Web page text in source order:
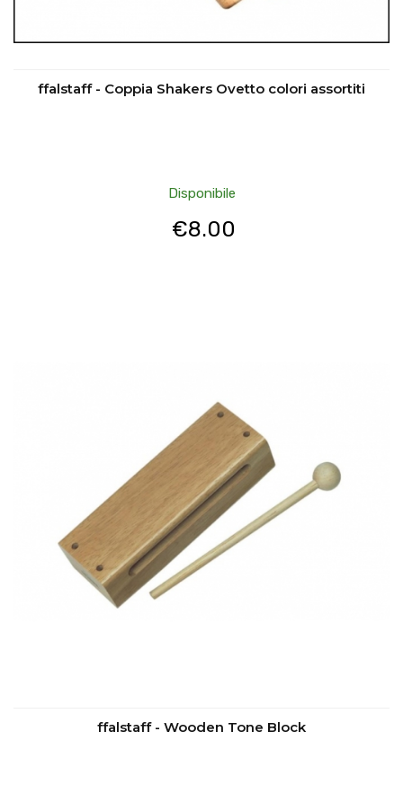
ffalstaff - Coppia Shakers Ovetto colori assortiti
Disponibile
€8.00
ffalstaff - Wooden Tone Block